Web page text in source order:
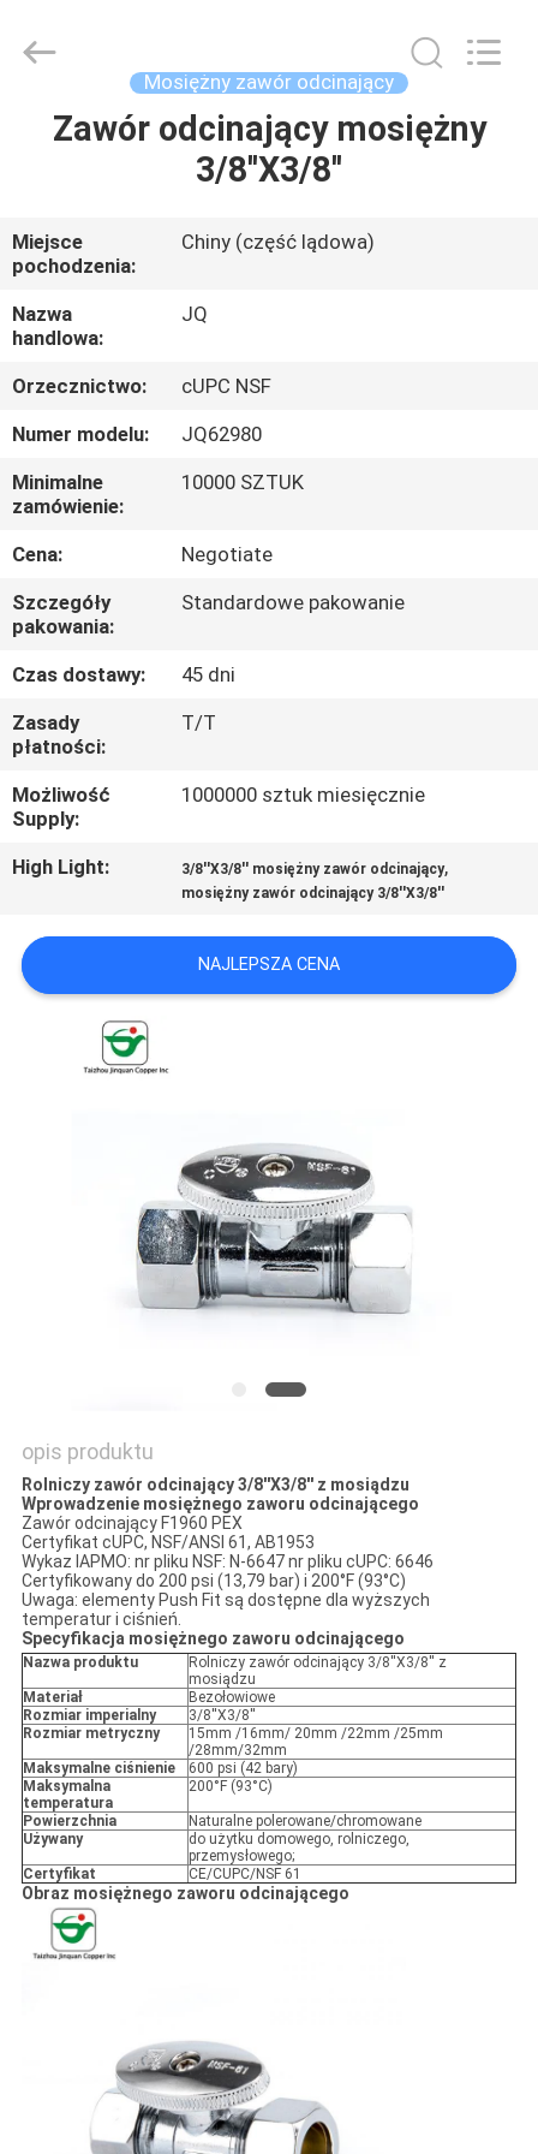
DOM
O
NAS
WYCIECZKA
PO
FABRYCE
KONTROLA
JAKOŚCI
SKONTAKTUJ
SIĘ
Z
NAMI
AKTUALNOŚCI
POPROSIĆ
O
WYCENĘ
Ltd..
Mosiężny zawór odcinający
Zawór odcinający mosiężny
3/8''X3/8''
Miejsce
pochodzenia:
Chiny (część lądowa)
Nazwa
handlowa:
JQ
Orzecznictwo:
cUPC NSF
Numer modelu:
JQ62980
Minimalne
zamówienie:
10000 SZTUK
Cena:
Negotiate
Szczegóły
pakowania:
Standardowe pakowanie
Czas dostawy:
45 dni
Zasady
płatności:
T/T
Możliwość
Supply:
1000000 sztuk miesięcznie
High Light: 3/8''X3/8'' mosiężny zawór odcinający,
mosiężny zawór odcinający 3/8''X3/8''
NAJLEPSZA CENA
opis produktu
Rolniczy zawór odcinający 3/8''X3/8'' z mosiądzu
Wprowadzenie mosiężnego zaworu odcinającego
Zawór odcinający F1960 PEX
Certyfikat cUPC, NSF/ANSI 61, AB1953
Wykaz IAPMO: nr pliku NSF: N-6647 nr pliku cUPC: 6646
Certyfikowany do 200 psi (13,79 bar) i 200°F (93°C)
Uwaga: elementy Push Fit są dostępne dla wyższych
temperatur i ciśnień.
Specyfikacja mosiężnego zaworu odcinającego
Nazwa produktu
Rolniczy zawór odcinający 3/8''X3/8'' z
mosiądzu
Materiał
Bezołowiowe
Rozmiar imperialny
3/8''X3/8''
Rozmiar metryczny
15mm /16mm/ 20mm /22mm /25mm
/28mm/32mm
Maksymalne ciśnienie
600 psi (42 bary)
Maksymalna
temperatura
200°F (93°C)
Powierzchnia
Naturalne polerowane/chromowane
Używany
do użytku domowego, rolniczego,
przemysłowego;
Certyfikat
CE/CUPC/NSF 61
Obraz mosiężnego zaworu odcinającego